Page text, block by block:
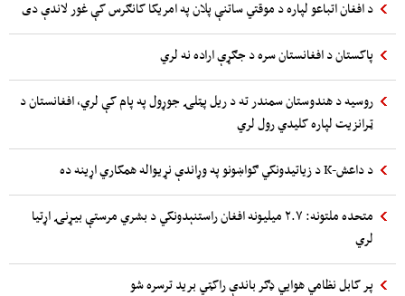
د افغان اتباعو لپاره د موقتي ساتنې پلان په امریکا کانګرس کې غور لاندې دی
پاکستان د افغانستان سره د جګړې اراده نه لري
روسیه د هندوستان سمندر ته د ریل پټلۍ جوړول په پام کې لري، افغانستان د
ټرانزیت لپاره کلیدي رول لري
د داعش-K د زیاتیدونکي ګواښونو په وړاندې نړیواله همکاري اړینه ده
متحده ملتونه: ۲.۷ میلیونه افغان راستنېدونکي د بشري مرستې بیړنۍ اړتیا
لري
پر کابل نظامي هوایي ډګر باندې راکټي برید ترسره شو